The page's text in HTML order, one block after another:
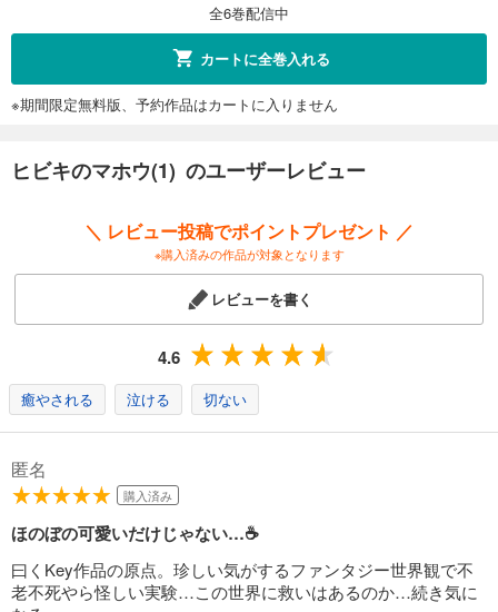
全6巻配信中
カートに全巻入れる
※期間限定無料版、予約作品はカートに入りません
ヒビキのマホウ(1) のユーザーレビュー
＼ レビュー投稿でポイントプレゼント ／
※購入済みの作品が対象となります
レビューを書く
4.6
癒やされる 泣ける 切ない
匿名
購入済み
ほのぼの可愛いだけじゃない…☕
曰くKey作品の原点。珍しい気がするファンタジー世界観で不
老不死やら怪しい実験…この世界に救いはあるのか…続き気に